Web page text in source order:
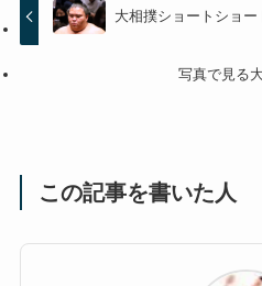
大相撲ショートショー
写真で見る
この記事を書いた人